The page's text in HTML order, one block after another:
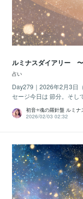
ルミナスダイアリー
占い
Day279｜2026年2月3日
セージ今日は 節分。そし
初音⭐️魂の羅針盤 ルミナ
2026/02/03 02:32